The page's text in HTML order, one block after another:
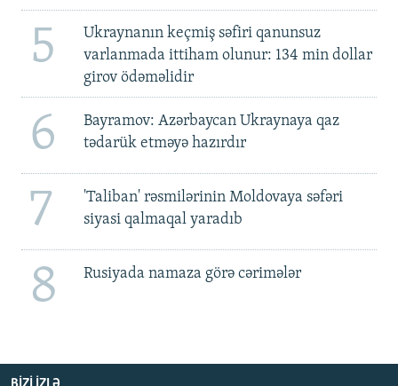
5
Ukraynanın keçmiş səfiri qanunsuz
varlanmada ittiham olunur: 134 min dollar
girov ödəməlidir
6
Bayramov: Azərbaycan Ukraynaya qaz
tədarük etməyə hazırdır
7
'Taliban' rəsmilərinin Moldovaya səfəri
siyasi qalmaqal yaradıb
8 Rusiyada namaza görə cərimələr